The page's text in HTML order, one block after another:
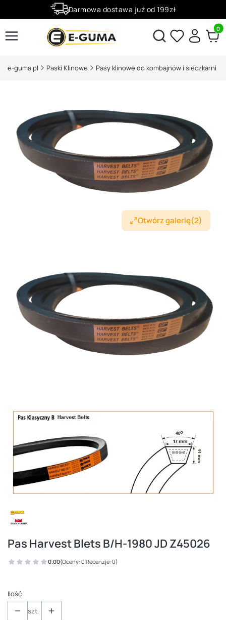
Darmowa dostawa już od 199zł
Rabaty -50% na wybrane produktyOtwórz wyszukiwarkę
e-guma.pl Paski Klinowe Pasy klinowe do kombajnów i sieczkarni
Otwórz galerię(2)
Pas Harvest Blets B/H-1980 JD Z45026
0.00(Oceny: 0 Recenzje: 0)
Ilość
szt.